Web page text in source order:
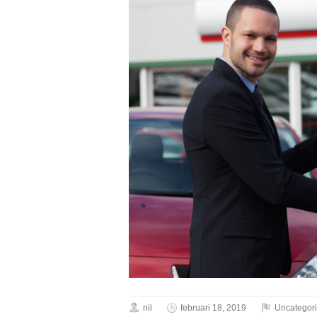
nil februari 18, 2019